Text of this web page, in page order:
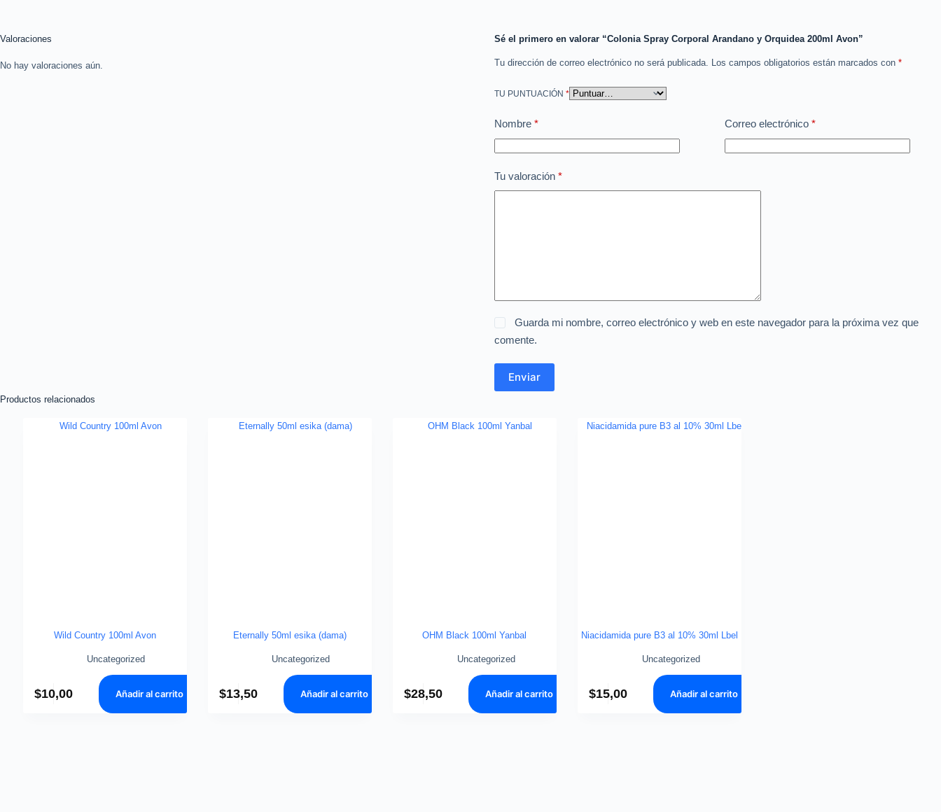
Valoraciones
No hay valoraciones aún.
Sé el primero en valorar “Colonia Spray Corporal Arandano y Orquidea 200ml Avon”
Tu dirección de correo electrónico no será publicada. Los campos obligatorios están marcados con *
TU PUNTUACIÓN *
Nombre* Correo electrónico*
Tu valoración *
Guarda mi nombre, correo electrónico y web en este navegador para la próxima vez que
comente.
Enviar
Productos relacionados
Wild Country 100ml Avon
Uncategorized
$10,00 Añadir al carrito
Eternally 50ml esika (dama)
Uncategorized
$13,50 Añadir al carrito
OHM Black 100ml Yanbal
Uncategorized
$28,50 Añadir al carrito
Niacidamida pure B3 al 10% 30ml Lbel
Uncategorized
$15,00 Añadir al carrito